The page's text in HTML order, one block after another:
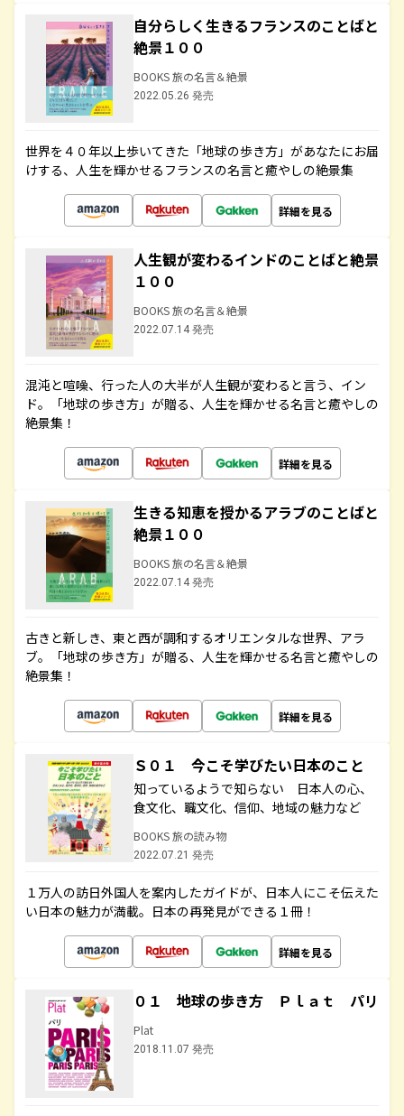
自分らしく生きるフランスのことばと
絶景１００
BOOKS 旅の名言＆絶景
2022.05.26 発売
世界を４０年以上歩いてきた「地球の歩き方」があなたにお届
けする、人生を輝かせるフランスの名言と癒やしの絶景集
詳細を見る
人生観が変わるインドのことばと絶景
１００
BOOKS 旅の名言＆絶景
2022.07.14 発売
混沌と喧噪、行った人の大半が人生観が変わると言う、イン
ド。「地球の歩き方」が贈る、人生を輝かせる名言と癒やしの
絶景集！
詳細を見る
生きる知恵を授かるアラブのことばと
絶景１００
BOOKS 旅の名言＆絶景
2022.07.14 発売
古きと新しき、東と西が調和するオリエンタルな世界、アラ
ブ。「地球の歩き方」が贈る、人生を輝かせる名言と癒やしの
絶景集！
詳細を見る
Ｓ０１ 今こそ学びたい日本のこと
知っているようで知らない 日本人の心、
食文化、職文化、信仰、地域の魅力など
BOOKS 旅の読み物
2022.07.21 発売
１万人の訪日外国人を案内したガイドが、日本人にこそ伝えた
い日本の魅力が満載。日本の再発見ができる１冊！
詳細を見る
０１ 地球の歩き方 Ｐｌａｔ パリ
Plat
2018.11.07 発売